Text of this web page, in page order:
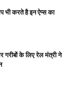
भी करते है इन ऐप्स का
के लिए रेल मंत्री ने